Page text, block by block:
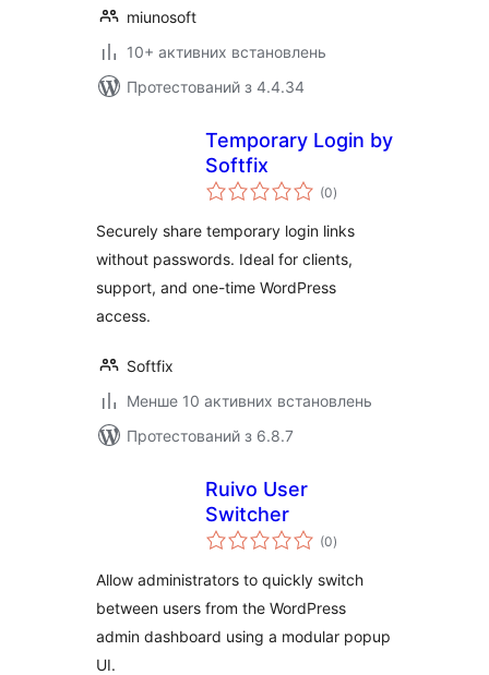
miunosoft
10+ активних встановлень
Протестований з 4.4.34
Temporary Login by
Softfix
(0загальний
рейтинг
)
Securely share temporary login links
without passwords. Ideal for clients,
support, and one-time WordPress
access.
Softfix
Менше 10 активних встановлень
Протестований з 6.8.7
Ruivo User
Switcher
(0загальний
рейтинг
)
Allow administrators to quickly switch
between users from the WordPress
admin dashboard using a modular popup
UI.